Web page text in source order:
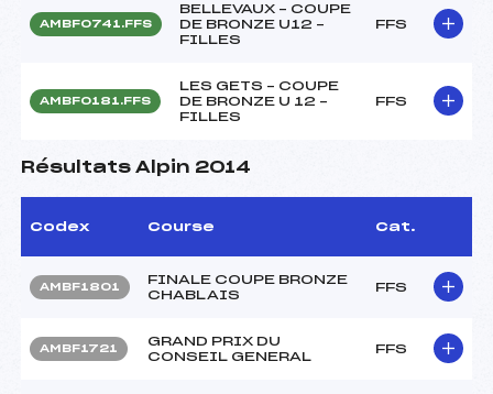
AMBF0741.FFS
BELLEVAUX – COUPE
DE BRONZE U12 –
FILLES
FFS
AMBF0181.FFS
LES GETS – COUPE
DE BRONZE U 12 –
FILLES
FFS
Résultats Alpin 2014
Codex Course Cat.
AMBF1801
FINALE COUPE BRONZE
CHABLAIS
FFS
AMBF1721
GRAND PRIX DU
CONSEIL GENERAL
FFS